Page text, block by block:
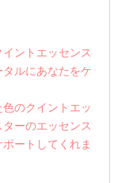
ントエッセンス
ルにあなたをケ
のクイントエッ
ーのエッセンス
ートしてくれま